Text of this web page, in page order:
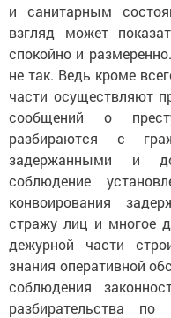
и санитарным
взгляд может
спокойно и
не так. Ведь кроме
части осуществляют
сообщений о
разбираются с
задержанными и
соблюдение
конвоирования
стражу лиц и многое
дежурной части
знания оперативной
соблюдения
разбирательства по